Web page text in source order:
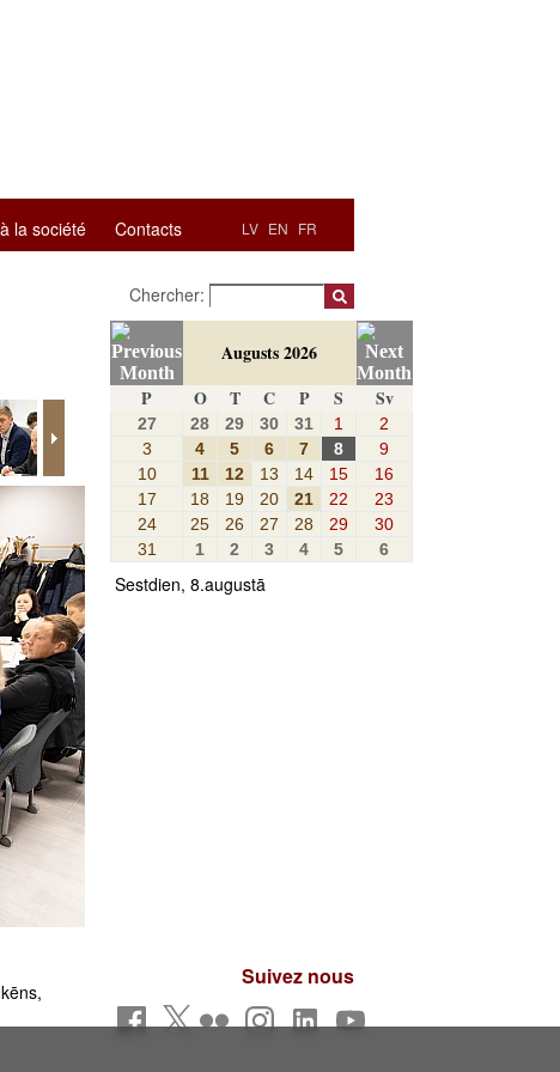
LV EN FR
la société Contacts
Chercher:
Augusts 2026
P
O T C P S Sv
27 28 29 30 31 1
2
3
4 5 6 7 8
9
10
11 12 13 14 15
16
17
18 19 20 21 22
23
24
25 26 27 28 29
30
31
1 2 3 4 5 6
Sestdien, 8.augustā
Suivez nous